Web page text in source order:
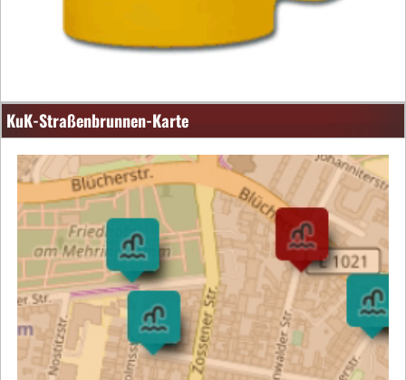
KuK-Straßenbrunnen-Karte